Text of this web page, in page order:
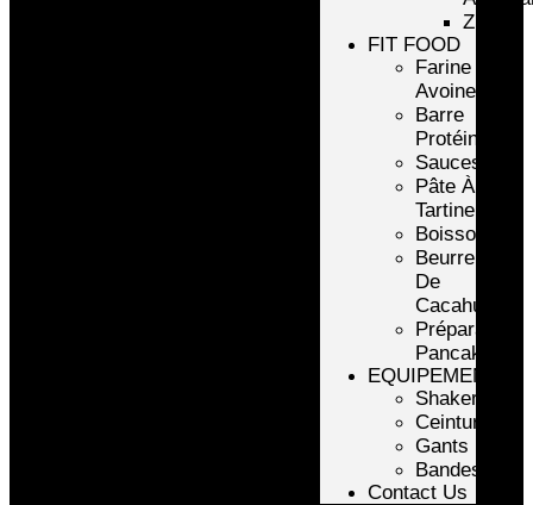
ZMA
FIT FOOD
Farine
Avoine/Riz
Barre
Protéinée
Sauces
Pâte À
Tartiner
Boissons
Beurre
De
Cacahuète
Préparation
Pancake
EQUIPEMENTS
Shakers
Ceintures
Gants
Bandes
Contact Us